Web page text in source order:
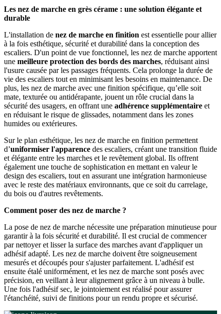
Les nez de marche en grès cérame : une solution élégante et
durable
L'installation de nez de marche en finition est essentielle pour allier
à la fois esthétique, sécurité et durabilité dans la conception des
escaliers. D'un point de vue fonctionnel, les nez de marche apportent
une meilleure protection des bords des marches, réduisant ainsi
l'usure causée par les passages fréquents. Cela prolonge la durée de
vie des escaliers tout en minimisant les besoins en maintenance. De
plus, les nez de marche avec une finition spécifique, qu’elle soit
mate, texturée ou antidérapante, jouent un rôle crucial dans la
sécurité des usagers, en offrant une adhérence supplémentaire et
en réduisant le risque de glissades, notamment dans les zones
humides ou extérieures.
Sur le plan esthétique, les nez de marche en finition permettent
d’uniformiser l'apparence des escaliers, créant une transition fluide
et élégante entre les marches et le revêtement global. Ils offrent
également une touche de sophistication en mettant en valeur le
design des escaliers, tout en assurant une intégration harmonieuse
avec le reste des matériaux environnants, que ce soit du carrelage,
du bois ou d'autres revêtements.
Comment poser des nez de marche ?
La pose de nez de marche nécessite une préparation minutieuse pour
garantir à la fois sécurité et durabilité. Il est crucial de commencer
par nettoyer et lisser la surface des marches avant d'appliquer un
adhésif adapté. Les nez de marche doivent être soigneusement
mesurés et découpés pour s'ajuster parfaitement. L'adhésif est
ensuite étalé uniformément, et les nez de marche sont posés avec
précision, en veillant à leur alignement grâce à un niveau à bulle.
Une fois l'adhésif sec, le jointoiement est réalisé pour assurer
l'étanchéité, suivi de finitions pour un rendu propre et sécurisé.